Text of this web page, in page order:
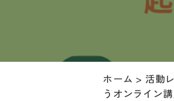
ホーム > 活動
うオンライン